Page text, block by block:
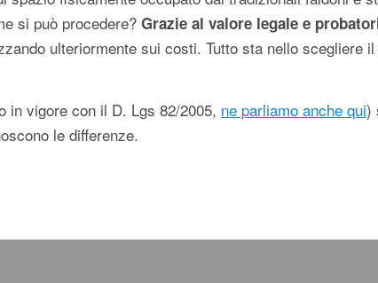
si può procedere? Grazie al valore legale e
ulteriormente sui costi. Tutto sta nello scegliere
in vigore con il D. Lgs 82/2005, ne parliamo anche qui)
le differenze.